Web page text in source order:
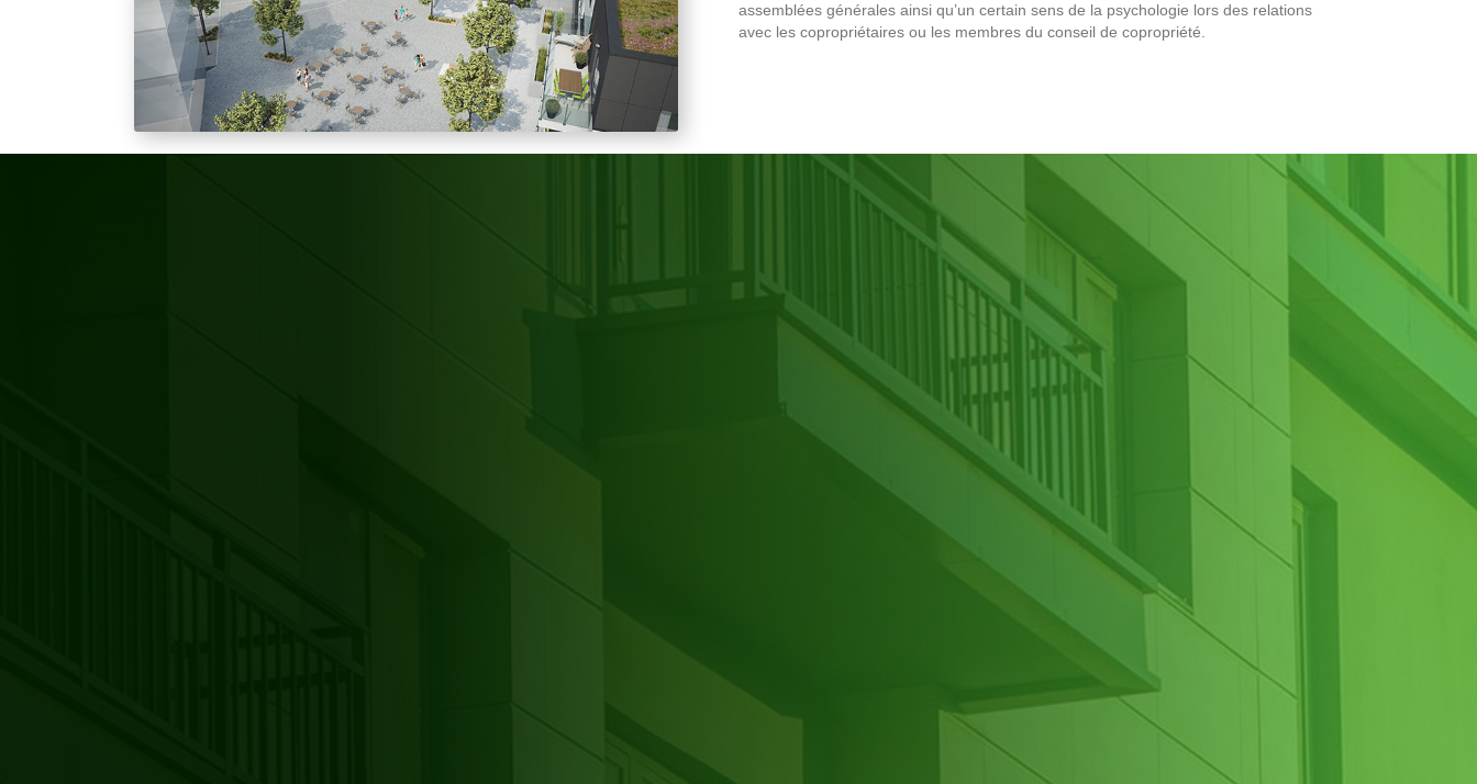
assemblées générales ainsi qu’un certain sens de la psychologie lors des relations
avec les copropriétaires ou les membres du conseil de copropriété.